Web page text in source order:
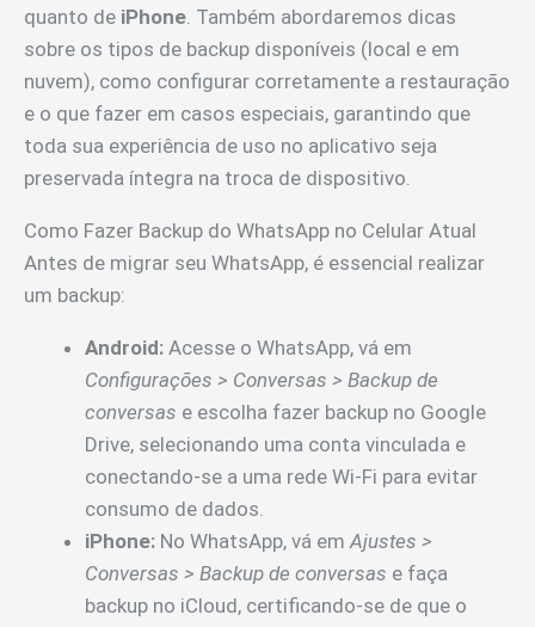
quanto de iPhone. Também abordaremos dicas
sobre os tipos de backup disponíveis (local e em
nuvem), como configurar corretamente a restauração
e o que fazer em casos especiais, garantindo que
toda sua experiência de uso no aplicativo seja
preservada íntegra na troca de dispositivo.
Como Fazer Backup do WhatsApp no Celular Atual
Antes de migrar seu WhatsApp, é essencial realizar
um backup:
Android: Acesse o WhatsApp, vá em
Configurações > Conversas > Backup de
conversas e escolha fazer backup no Google
Drive, selecionando uma conta vinculada e
conectando-se a uma rede Wi-Fi para evitar
consumo de dados.
iPhone: No WhatsApp, vá emAjustes >
Conversas > Backup de conversas e faça
backup no iCloud, certificando-se de que o